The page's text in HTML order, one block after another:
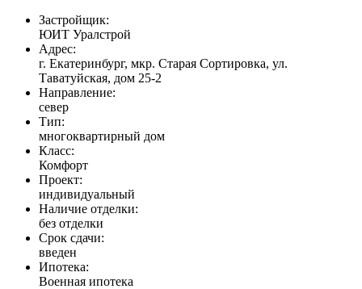
Застройщик:
ЮИТ Уралстрой
Адрес:
г. Екатеринбург, мкр. Старая Сортировка, ул.
Таватуйская, дом 25-2
Направление:
север
Тип:
многоквартирный дом
Класс:
Комфорт
Проект:
индивидуальный
Наличие отделки:
без отделки
Срок сдачи:
введен
Ипотека:
Военная ипотека